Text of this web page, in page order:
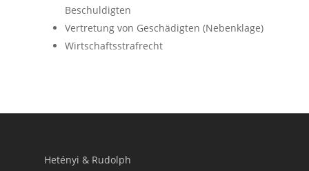
Beschuldigten
Vertretung von Geschädigten (Nebenklage)
Wirtschaftsstrafrecht
Hetényi & Rudolph